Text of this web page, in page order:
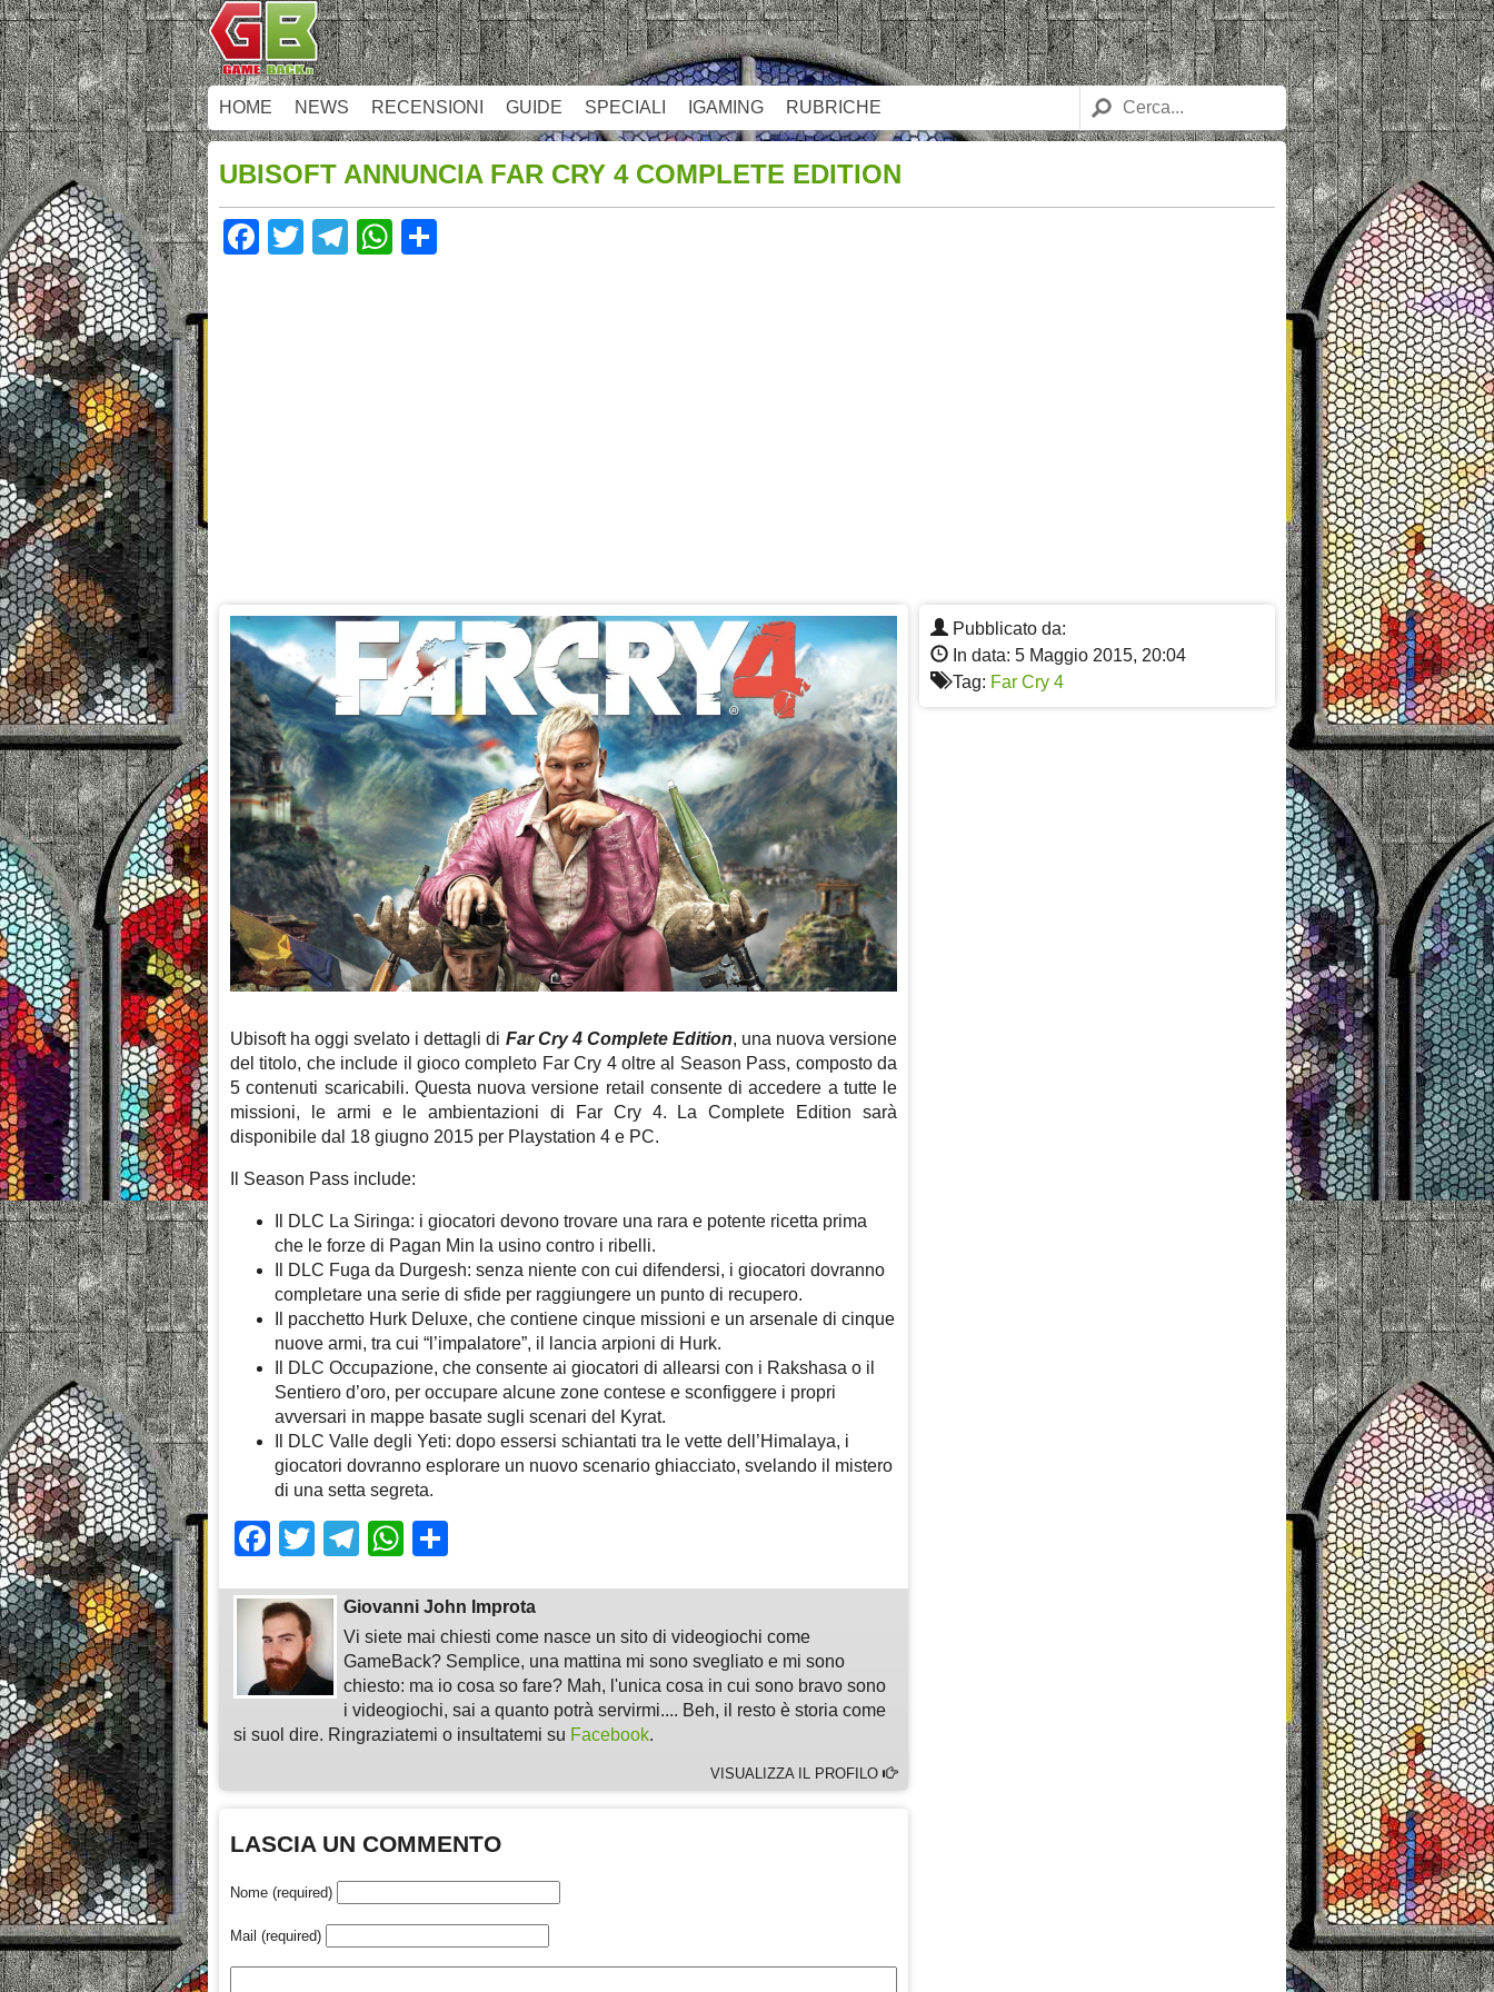
HOME NEWS RECENSIONI GUIDE SPECIALI IGAMING RUBRICHE
UBISOFT ANNUNCIA FAR CRY 4 COMPLETE EDITION
Facebook
TwitterTelegram
WhatsApp
Pubblicato da:
In data: 5 Maggio 2015, 20:04
Tag: Far Cry 4
Ubisoft ha oggi svelato i dettagli di Far Cry 4 Complete Edition, una nuova versione
del titolo, che include il gioco completo Far Cry 4 oltre al Season Pass, composto da
5 contenuti scaricabili. Questa nuova versione retail consente di accedere a tutte le
missioni, le armi e le ambientazioni di Far Cry 4. La Complete Edition sarà
disponibile dal 18 giugno 2015 per Playstation 4 e PC.
Il Season Pass include:
Il DLC La Siringa: i giocatori devono trovare una rara e potente ricetta prima
che le forze di Pagan Min la usino contro i ribelli.
Il DLC Fuga da Durgesh: senza niente con cui difendersi, i giocatori dovranno
completare una serie di sfide per raggiungere un punto di recupero.
Il pacchetto Hurk Deluxe, che contiene cinque missioni e un arsenale di cinque
nuove armi, tra cui “l’impalatore”, il lancia arpioni di Hurk.
Il DLC Occupazione, che consente ai giocatori di allearsi con i Rakshasa o il
Sentiero d’oro, per occupare alcune zone contese e sconfiggere i propri
avversari in mappe basate sugli scenari del Kyrat.
Il DLC Valle degli Yeti: dopo essersi schiantati tra le vette dell’Himalaya, i
giocatori dovranno esplorare un nuovo scenario ghiacciato, svelando il mistero
di una setta segreta.
Facebook
TwitterTelegram
WhatsApp
Giovanni John Improta
Vi siete mai chiesti come nasce un sito di videogiochi come
GameBack? Semplice, una mattina mi sono svegliato e mi sono
chiesto: ma io cosa so fare? Mah, l'unica cosa in cui sono bravo sono
i videogiochi, sai a quanto potrà servirmi.... Beh, il resto è storia come
si suol dire. Ringraziatemi o insultatemi su Facebook.
VISUALIZZA IL PROFILO
LASCIA UN COMMENTO
Nome (required)
Mail (required)